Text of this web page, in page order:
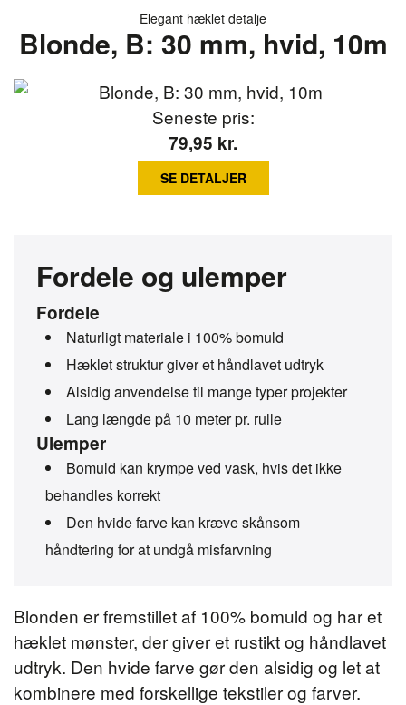
Elegant hæklet detalje
Blonde, B: 30 mm, hvid, 10m
Blonden er fremstillet af 100% bomuld og har et
hæklet mønster, der giver et rustikt og håndlavet
udtryk. Den hvide farve gør den alsidig og let at
kombinere med forskellige tekstiler og farver.
Fordele og ulemper
Fordele
Naturligt materiale i 100% bomuld
Hæklet struktur giver et håndlavet udtryk
Alsidig anvendelse til mange typer projekter
Lang længde på 10 meter pr. rulle
Ulemper
Bomuld kan krympe ved vask, hvis det ikke
behandles korrekt
Den hvide farve kan kræve skånsom
håndtering for at undgå misfarvning
Seneste pris:
79,95 kr.
SE DETALJER